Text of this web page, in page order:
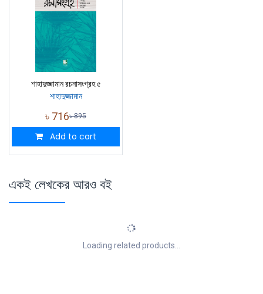
শাহাদুজ্জামান রচনাসংগ্রহ ৫
শাহাদুজ্জামান
৳ 716৳895
Add to cart
একই লেখকের আরও বই
Loading related products...